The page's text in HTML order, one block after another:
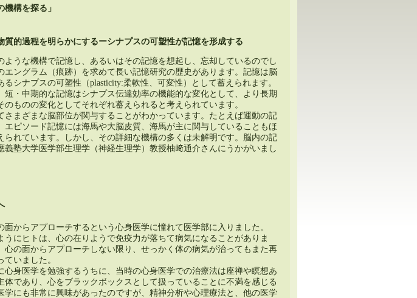
構を探る」
質的過程を明らかにするーシナプスの可塑性が記憶を形成する
ような機構で記憶し、あるいはその記憶を想起し、忘却しているのでし
エングラム（痕跡）を求めて長い記憶研究の歴史があります。記憶は脳
シナプスの可塑性（plasticity:柔軟性、可変性）として蓄えられます。
短・中期的な記憶はシナプス伝達効率の機能的な変化として、より長期
のものの変化としてそれぞれ蓄えられると考えられています。
さまざまな脳部位が関与することがわかっています。たとえば運動の記
エピソード記憶には海馬や大脳皮質、海馬が主に関与していることもほ
られています。しかし、その詳細な機構の多くは未解明です。脳内の記
義塾大学医学部生理学（神経生理学）教授柚﨑通介さんにうかがいまし
面からアプローチするという心身医学に憧れて医学部に入りました。
うにヒトは、心の在りようで免疫力が落ちて病気になることがありま
心の面からアプローチしない限り、せっかく体の病気が治ってもまた再
いました。
心身医学を勉強するうちに、当時の心身医学での治療法は座禅や瞑想あ
体であり、心をブラックボックスとして扱っていることに不満を感じる
学にも非常に興味があったのですが、精神分析や心理療法と、他の医学